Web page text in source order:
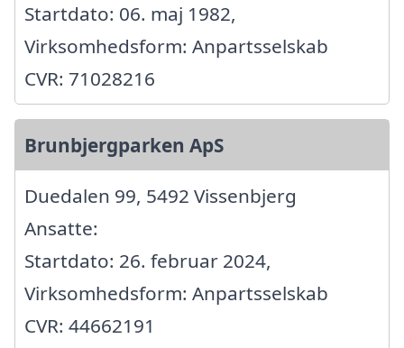
Startdato: 06. maj 1982,
Virksomhedsform: Anpartsselskab
CVR: 71028216
Brunbjergparken ApS
Duedalen 99, 5492 Vissenbjerg
Ansatte:
Startdato: 26. februar 2024,
Virksomhedsform: Anpartsselskab
CVR: 44662191